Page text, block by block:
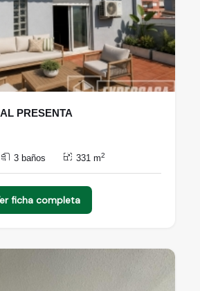
PRESENTA
3 baños 331 m2
ficha completa